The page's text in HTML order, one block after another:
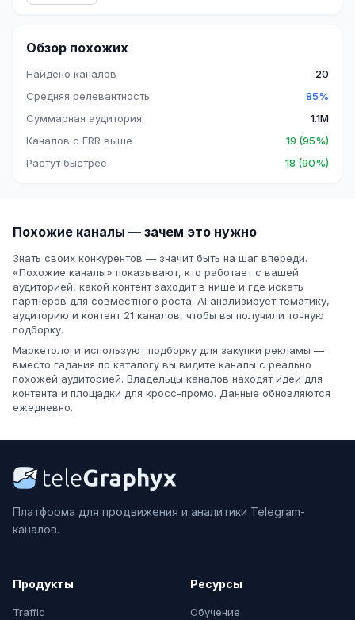
Обзор похожих
Найдено каналов
20
Средняя релевантность
85%
Суммарная аудитория
1.1M
Каналов с ERR выше
19 (95%)
Растут быстрее
18 (90%)
Похожие каналы — зачем это нужно
Знать своих конкурентов — значит быть на шаг впереди.
«Похожие каналы» показывают, кто работает с вашей
аудиторией, какой контент заходит в нише и где искать
партнёров для совместного роста. AI анализирует тематику,
аудиторию и контент 21 каналов, чтобы вы получили точную
подборку.
Маркетологи используют подборку для закупки рекламы —
вместо гадания по каталогу вы видите каналы с реально
похожей аудиторией. Владельцы каналов находят идеи для
контента и площадки для кросс-промо. Данные обновляются
ежедневно.
Платформа для продвижения и аналитики Telegram-
каналов.
Продукты
Traffic
Ресурсы
Обучение